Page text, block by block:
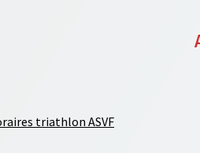
triathlon ASVF